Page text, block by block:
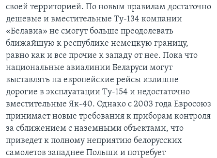
своей территорией. По новым правилам достаточно
дешевые и вместительные Ту-134 компании
«Белавиа» не смогут больше преодолевать
ближайшую к республике немецкую границу,
равно как и все прочие к западу от нее. Пока что
национальные авиалинии Беларуси могут
выставлять на европейские рейсы излишне
дорогие в эксплуатации Ту-154 и недостаточно
вместительные Як-40. Однако с 2003 года Евросоюз
принимает новые требования к приборам контроля
за сближением с наземными объектами, что
приведет к полному неприятию белорусских
самолетов западнее Польши и потребует